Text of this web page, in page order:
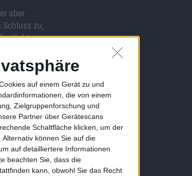
auf einem Gerät zu und
die von einem
Zielgruppenforschung und
Partner über Gerätescans
Schaltfläche klicken, um der
können Sie auf die
auf detailliertere Informationen
beachten Sie, dass die
kann, obwohl Sie das Recht
aber
zu,
P…